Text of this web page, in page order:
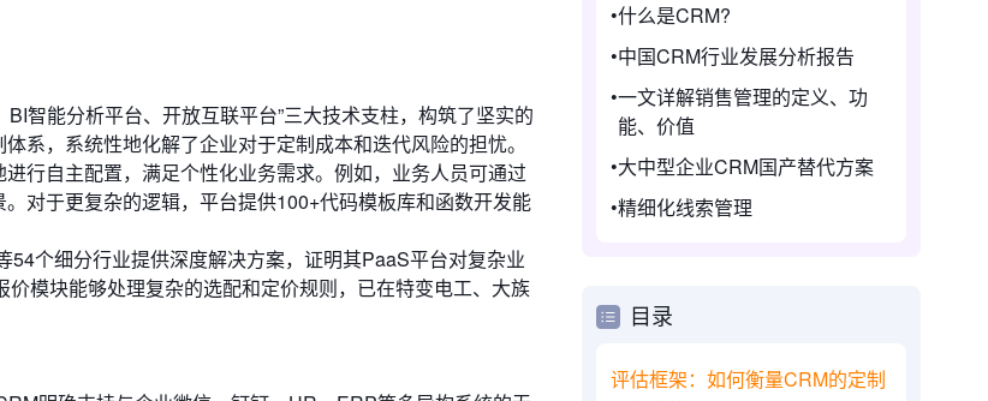
智能分析平台、开放互联平台”三大技术支柱，构筑了坚实的
系，系统性地化解了企业对于定制成本和迭代风险的担忧。
行自主配置，满足个性化业务需求。例如，业务人员可通过
对于更复杂的逻辑，平台提供100+代码模板库和函数开发能
个细分行业提供深度解决方案，证明其PaaS平台对复杂业
模块能够处理复杂的选配和定价规则，已在特变电工、大族
什么是CRM?
中国CRM行业发展分析报告
一文详解销售管理的定义、功
能、价值
大中型企业CRM国产替代方案
精细化线索管理
目录
评估框架：如何衡量CRM的定制